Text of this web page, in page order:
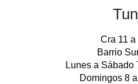
Cra 11 a
Barrio
Lunes a Sábado
Domingos 8